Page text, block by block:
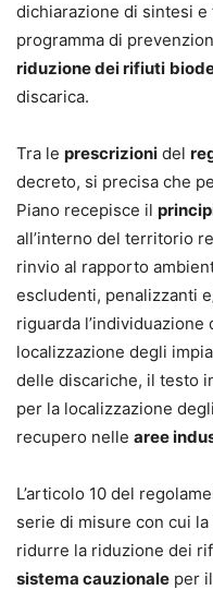
dichiarazione di sintesi
programma di
riduzione dei rifiuti
discarica.
Tra le prescrizioni del
decreto, si precisa che
Piano recepisce il
all’interno del territorio
rinvio al rapporto
escludenti, penalizzanti
riguarda l’individuazione
localizzazione degli
delle discariche, il testo
per la localizzazione
recupero nelle aree
L’articolo 10 del
serie di misure con cui
ridurre la riduzione dei
sistema cauzionale per